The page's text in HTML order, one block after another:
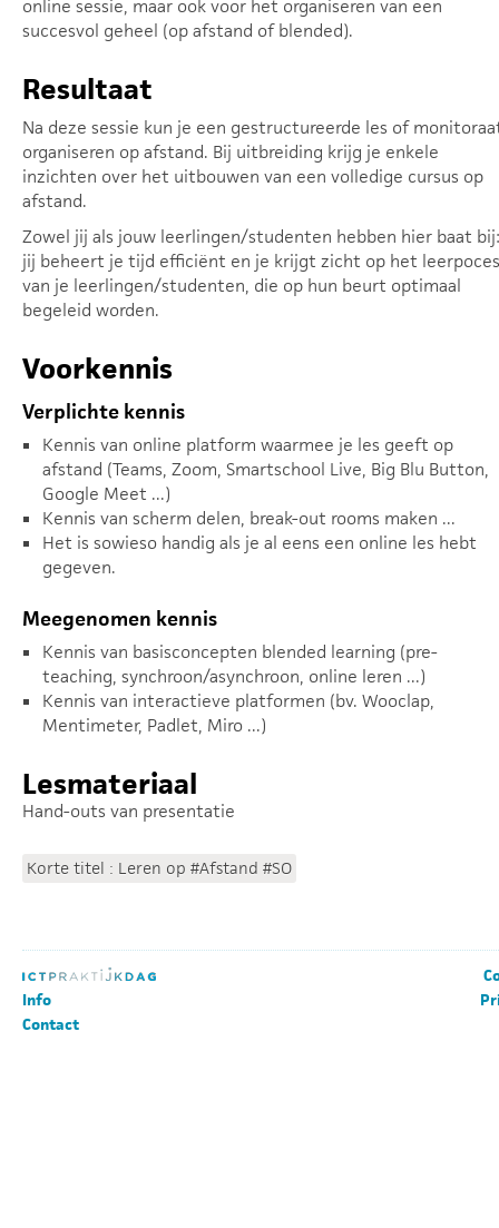
online sessie, maar ook voor het organiseren van een
succesvol geheel (op afstand of blended).
Resultaat
Na deze sessie kun je een gestructureerde les of
organiseren op afstand. Bij uitbreiding krijg je enkele
inzichten over het uitbouwen van een volledige cursus op
afstand.
Zowel jij als jouw leerlingen/studenten hebben hier baat bij:
jij beheert je tijd efficiënt en je krijgt zicht op het leerpoces
van je leerlingen/studenten, die op hun beurt optimaal
begeleid worden.
Voorkennis
Verplichte kennis
Kennis van online platform waarmee je les geeft op
afstand (Teams, Zoom, Smartschool Live, Big Blu Button,
Google Meet ...)
Kennis van scherm delen, break-out rooms maken ...
Het is sowieso handig als je al eens een online les hebt
gegeven.
Meegenomen kennis
Kennis van basisconcepten blended learning (pre-
teaching, synchroon/asynchroon, online leren ...)
Kennis van interactieve platformen (bv. Wooclap,
Mentimeter, Padlet, Miro ...)
Lesmateriaal
Hand-outs van presentatie
Korte titel : Leren op #Afstand #SO
Info
Contact